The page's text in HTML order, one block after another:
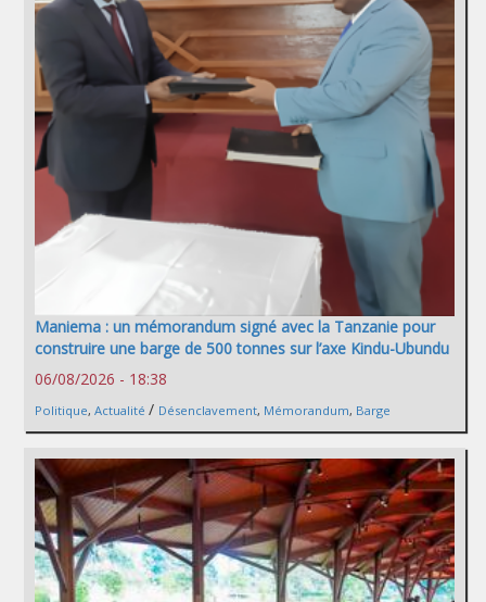
Maniema : un mémorandum signé avec la Tanzanie pour
construire une barge de 500 tonnes sur l’axe Kindu-Ubundu
06/08/2026 - 18:38
Politique, Actualité / Désenclavement, Mémorandum, Barge